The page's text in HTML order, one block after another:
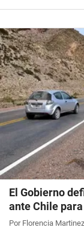
El Gobierno
ante Chile
Por Florencia